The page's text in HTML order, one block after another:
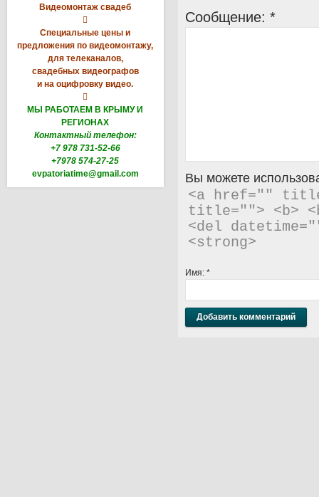
Видеомонтаж свадеб

Специальные цены и
предложения по видеомонтажу,
для телеканалов,
свадебных видеографов
и на оцифровку видео.

МЫ РАБОТАЕМ В КРЫМУ И
РЕГИОНАХ
Контактный телефон:
+7 978 731-52-66
+7978 574-27-25
evpatoriatime@gmail.com
Сообщение: *
Вы можете
<a href=""
title=""> <b>
<del
<strong>
Имя: *